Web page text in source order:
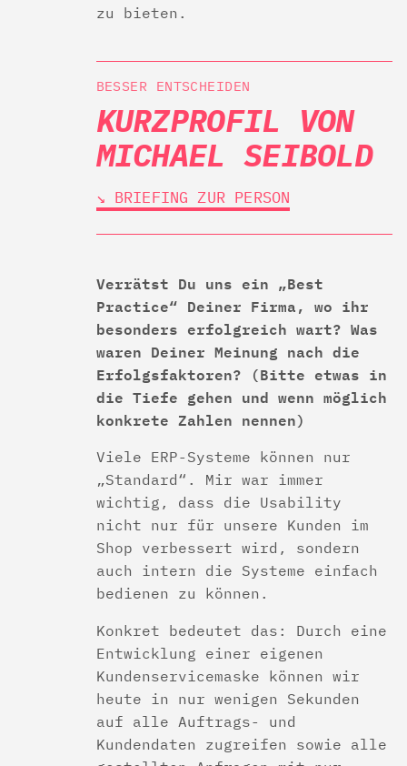
zu bieten.
BESSER ENTSCHEIDEN
KURZPROFIL VON
MICHAEL SEIBOLD
↘︎ BRIEFING ZUR PERSON
Verrätst Du uns ein „Best
Practice“ Deiner Firma, wo ihr
besonders erfolgreich wart? Was
waren Deiner Meinung nach die
Erfolgsfaktoren? (Bitte etwas in
die Tiefe gehen und wenn möglich
konkrete Zahlen nennen)
Viele ERP-Systeme können nur
„Standard“. Mir war immer
wichtig, dass die Usability
nicht nur für unsere Kunden im
Shop verbessert wird, sondern
auch intern die Systeme einfach
bedienen zu können.
Konkret bedeutet das: Durch eine
Entwicklung einer eigenen
Kundenservicemaske können wir
heute in nur wenigen Sekunden
auf alle Auftrags- und
Kundendaten zugreifen sowie alle